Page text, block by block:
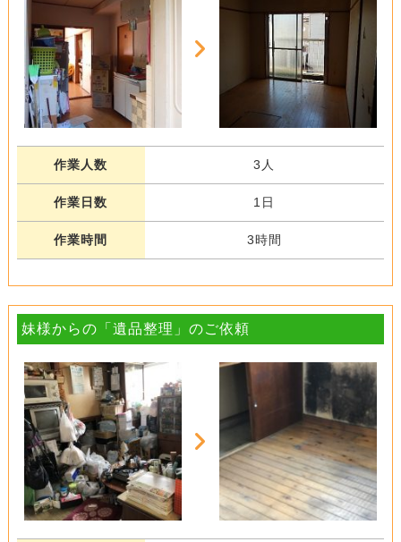
作業人数 3人
作業日数 1日
作業時間 3時間
妹様からの「遺品整理」のご依頼